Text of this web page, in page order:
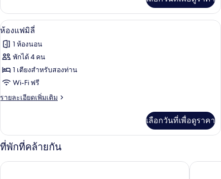
ติด
สวน
เกี่ยว
กับ
ห้อง
ดับเบิล,
ปลอด
ติด
สวน
เปิด
ภาพถ่าย
ทั้งหมด
ของ
ห้อง
แฟ
ลี่
ห้องแฟมิลี่ | เครื่องนอนระดับพรีเมียม,
6
ห้องแฟมิลี่
1 ห้องนอน
พักได้ 4 คน
1 เตียงสำหรับสองท่าน
Wi-Fi ฟรี
รายละเอียดเพิ่มเติม
ราย
เกี่ยว
กับ
ห้อง
มิ
เลือกวันที่เพื่อดูราคา
ที่พักที่คล้ายกัน
โรงแรมอัมซตัดท์เฮาส์ โรงแรม